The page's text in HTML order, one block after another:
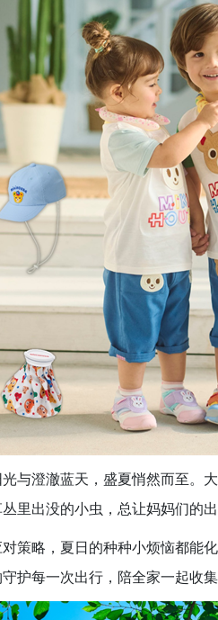
与澄澈蓝天，盛夏悄然而至。
里出没的小虫，总让妈妈们的
策略，夏日的种种小烦恼都能
护每一次出行，陪全家一起收